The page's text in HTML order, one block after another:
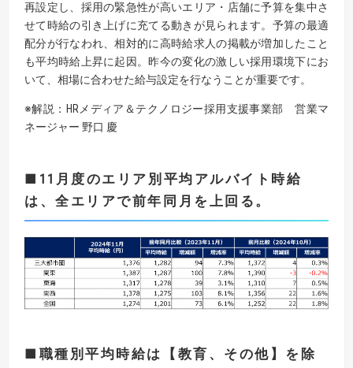
再設定し、採用の緊急性が高いエリア・店舗に予算を集中さ
せて時給の引き上げに充てる動きが見られます。予算の最適
配分が行なわれ、相対的に高時給求人の掲載が増加したこと
も平均時給上昇に起因。昨今の変化の激しい採用環境下にお
いて、相場に合わせた給与設定を行なうことが重要です。
※解説：HRメディア＆テクノロジー採用支援事業部 営業マ
ネージャー 野口 慶
■11月度のエリア別平均アルバイト時給
は、全エリアで前年同月を上回る。
■職種別平均時給は【教育、その他】を除